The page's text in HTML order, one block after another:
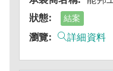
結案
詳細資料